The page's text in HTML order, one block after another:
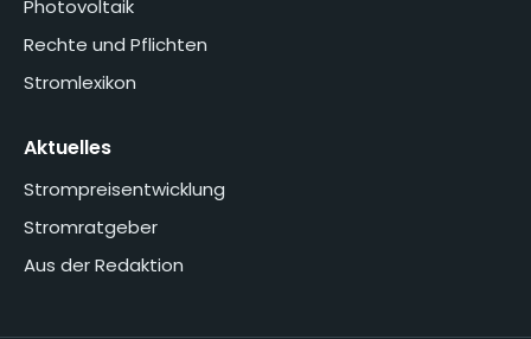
Photovoltaik
Rechte und Pflichten
Stromlexikon
Aktuelles
Strompreisentwicklung
Stromratgeber
Aus der Redaktion